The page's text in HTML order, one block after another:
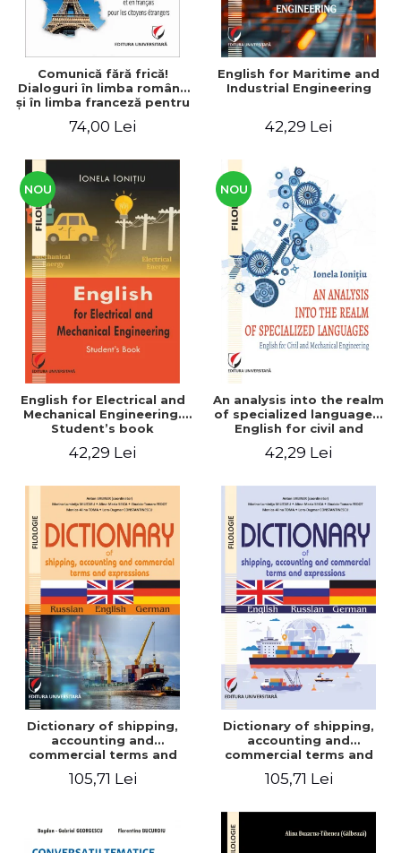
Comunică fără frică!
Dialoguri în limba română
şi în limba franceză pentru
străini/Communique sans
roumain et en français
pour les citoyens
étrangers
74,00 Lei
English for Maritime and
Industrial Engineering
42,29 Lei
NOU
English for Electrical and
Mechanical Engineering.
Student’s book
42,29 Lei
NOU
An analysis into the realm
of specialized languages.
English for civil and
42,29 Lei
Dictionary of shipping,
accounting and
commercial terms and
English-German
105,71 Lei
Dictionary of shipping,
accounting and
commercial terms and
Russian – German
105,71 Lei